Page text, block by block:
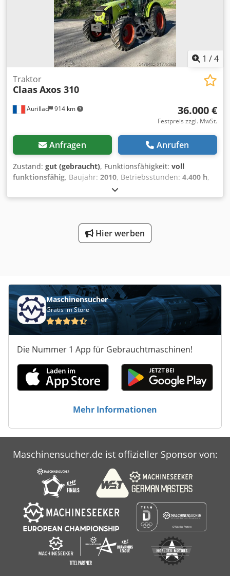
mit Parallelführung ohne drittem SteuerkreisVerkauf
erfolgt DIfferenzbesteuert nach § 25a UStG,Lagerort:null
Djdpfxoyv S Uls Ahyswa
1 /4
Aurillac 914 km
Traktor
ClaasAxos 310
36.000 €
Festpreis zzgl. MwSt.
Anfragen Anrufen
Zustand: gut (gebraucht), Funktionsfähigkeit: voll
funktionsfähig, Baujahr: 2010, Betriebsstunden: 4.400 h,
55,16 kW (75,00 PS),
Maschinen-/Fahrzeugnummer:A2204DAA2203584,
Hier werben
Maschinensucher
Gratis im Store
Die Nummer 1 App für Gebrauchtmaschinen!
Mehr Informationen
Maschinensucher.de ist offizieller Sponsor von: